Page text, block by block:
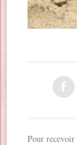
Pour